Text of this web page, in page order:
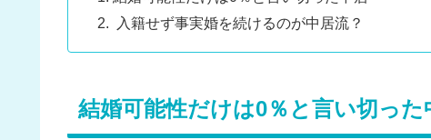
入籍せず事実婚を続けるのが中居流？
結婚可能性だけは0％と言い切った